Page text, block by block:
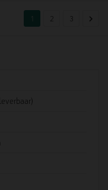
2 3 